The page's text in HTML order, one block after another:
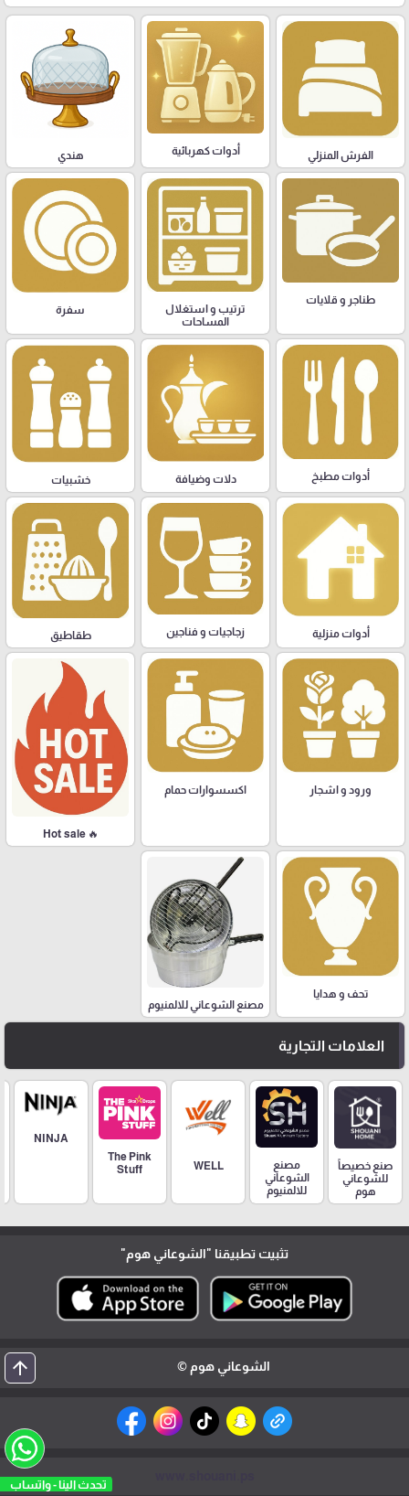
الفرش المنزلي أدوات كهربائية هندي
طناجر و قلايات
ترتيب و استغلال
المساحات
سفرة
أدوات مطبخ دلات وضيافة خشبيات
أدوات منزلية زجاجيات و فناجين طقاطيق
ورود و اشجار اكسسوارات حمام
🔥 Hot sale
تحف و هدايا
مصنع الشوعاني للالمنيوم
العلامات التجارية
صنع خصيصاً
للشوعاني
هوم
مصنع
الشوعاني
للالمنيوم
WELL
The Pink
Stuff
NINJA
تثبيت تطبيقنا "الشوعاني هوم"
الشوعاني هوم © arrow_upward